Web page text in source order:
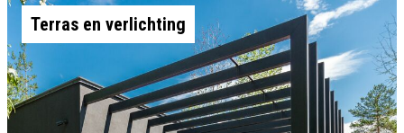
Terras en verlichting